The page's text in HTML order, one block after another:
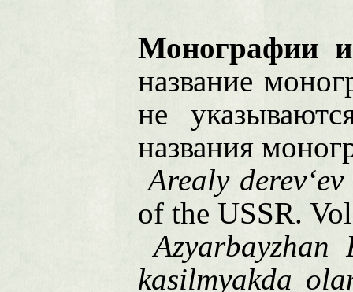
Монографии
название
не
названия
Arealy derev
of the USSR.
kasilmyakda